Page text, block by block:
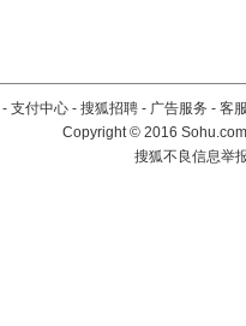
- 支付中心 - 搜狐招聘 - 广告服务 - 客
Copyright©2016
搜狐不良信息举